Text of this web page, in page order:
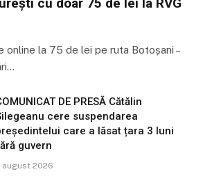
online la 75 de lei pe ruta Botoșani –
DE PRESĂ Cătălin
cere suspendarea
care a lăsat țara 3 luni
guvern
august 2026